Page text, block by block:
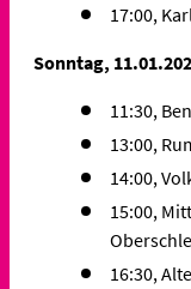
17:00,
Sonntag,
11:30,
13:00,
14:00,
15:00,
16:30,